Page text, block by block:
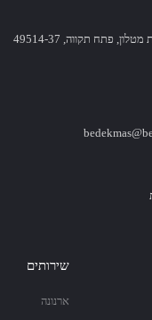
שירותים
ארנונה